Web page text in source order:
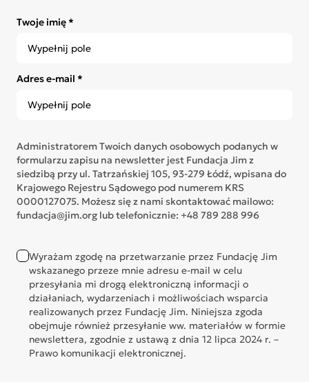
Twoje imię *
Adres e-mail *
Administratorem Twoich danych osobowych podanych w
formularzu zapisu na newsletter jest Fundacja Jim z
siedzibą przy ul. Tatrzańskiej 105, 93-279 Łódź, wpisana do
Krajowego Rejestru Sądowego pod numerem KRS
0000127075. Możesz się z nami skontaktować mailowo:
fundacja@jim.org lub telefonicznie: +48 789 288 996
Wyrażam zgodę na przetwarzanie przez Fundację Jim
wskazanego przeze mnie adresu e-mail w celu
przesyłania mi drogą elektroniczną informacji o
działaniach, wydarzeniach i możliwościach wsparcia
realizowanych przez Fundację Jim. Niniejsza zgoda
obejmuje również przesyłanie ww. materiałów w formie
newslettera, zgodnie z ustawą z dnia 12 lipca 2024 r. –
Prawo komunikacji elektronicznej.